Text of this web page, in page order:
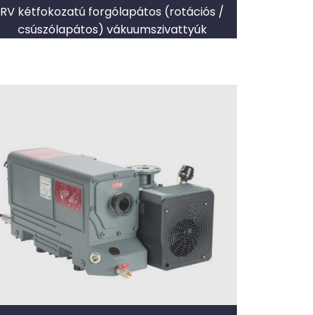
RV kétfokozatú forgólapátos (rotációs /
csúszólapátos) vákuumszivattyúk